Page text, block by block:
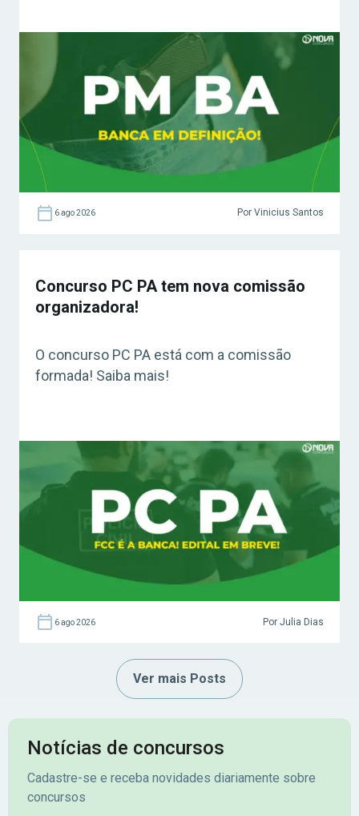
6 ago 2026 Por Vinicius Santos
Concurso PC PA tem nova comissão
organizadora!
O concurso PC PA está com a comissão
formada! Saiba mais!
6 ago 2026 Por Julia Dias
Ver mais Posts
Notícias de concursos
Cadastre-se e receba novidades diariamente sobre
concursos